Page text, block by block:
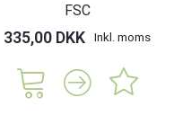
FSC
335,00 DKK Inkl. moms